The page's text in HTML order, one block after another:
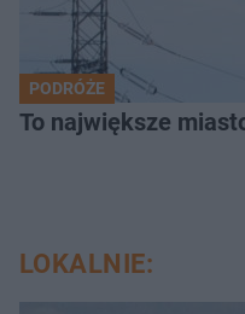
PODRÓŻE
To największe
LOKALNIE: